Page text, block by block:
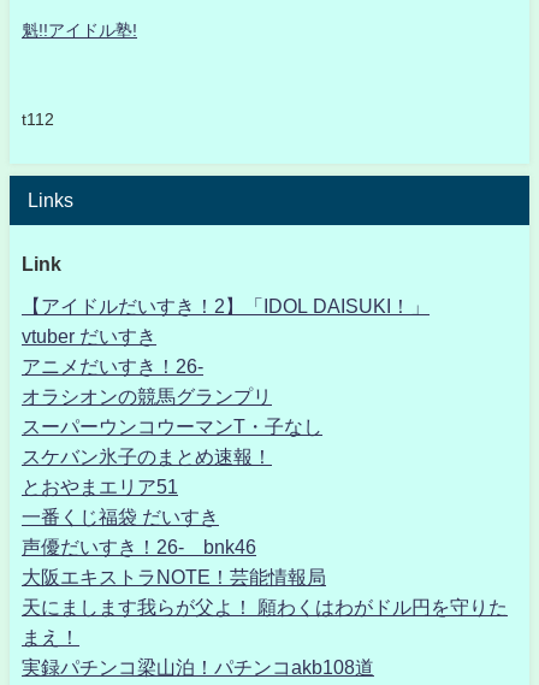
魁!!アイドル塾!
t112
Links
Link
【アイドルだいすき！2】「IDOL DAISUKI！」
vtuber だいすき
アニメだいすき！26-
オラシオンの競馬グランプリ
スーパーウンコウーマンT・子なし
スケバン氷子のまとめ速報！
とおやまエリア51
一番くじ福袋 だいすき
声優だいすき！26- bnk46
大阪エキストラNOTE！芸能情報局
天にまします我らが父よ！ 願わくはわがドル円を守りた
まえ！
実録パチンコ梁山泊！パチンコakb108道